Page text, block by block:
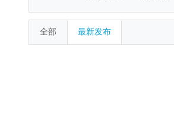
全部 最新发布